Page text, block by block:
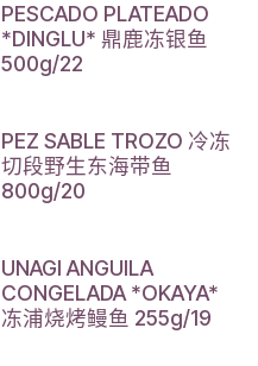
PESCADO PLATEADO
*DINGLU* 鼎鹿冻银鱼
500g/22
PEZ SABLE TROZO 冷冻
切段野生东海带鱼
800g/20
UNAGI ANGUILA
CONGELADA *OKAYA*
冻浦烧烤鳗鱼 255g/19